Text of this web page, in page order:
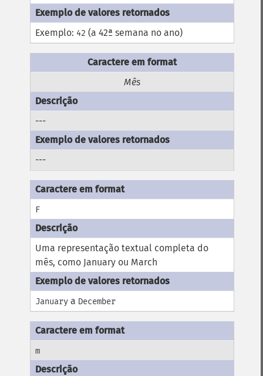
Exemplo: 42 (a 42ª semana no ano)
Mês
---
---
F
Uma representação textual completa do
mês, como January ou March
January a December
m